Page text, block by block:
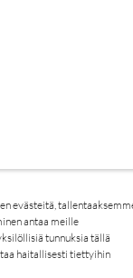
evästeitä,
antaa meille
tunnuksia tällä
haitallisesti tiettyihin